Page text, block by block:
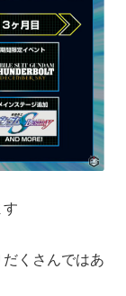
す
くさんではあ